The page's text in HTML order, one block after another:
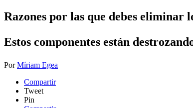
Razones por las que debes eliminar
Estos componentes están
PorMíriam Egea
Compartir
Tweet
Pin